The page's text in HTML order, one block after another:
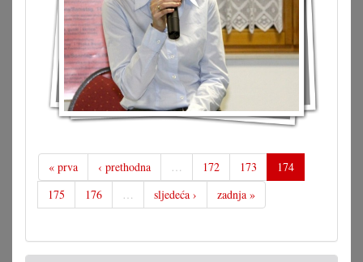
« prva ‹ prethodna … 172 173
174
175
176 … sljedeća › zadnja »